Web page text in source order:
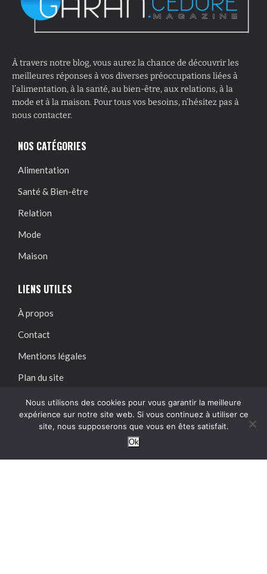
À travers notre blog, vous aurez la chance de découvrir les
meilleures réponses à vos diverses préoccupations liées à
l’alimentation, à la santé, au bien-être, aux relations, à la
mode et à la maison. Pour tous vos besoins, n’hésitez pas à
nous contacter.
NOS CATÉGORIES
Alimentation
Santé & Bien-être
Relation
Mode
Maison
LIENS UTILES
À propos
Contact
Mentions légales
Plan du site
Garan cedore magazine site
Garan cedore media blog
Nous utilisons des cookies pour vous garantir la meilleure
expérience sur notre site web. Si vous continuez à utiliser ce
site, nous supposerons que vous en êtes satisfait.
Ok